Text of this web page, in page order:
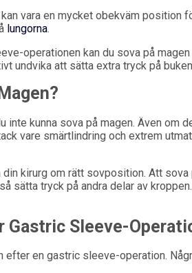
vara en mycket obekväm position
lungorna.
operationen kan du sova på
undvika att sätta extra tryck på
kunna sova på magen. Även om
vare smärtlindring och extrem
kirurg om rätt sovposition. Att sova
sätta tryck på andra delar av
Gastric Sleeve-
efter en gastric sleeve-operation.